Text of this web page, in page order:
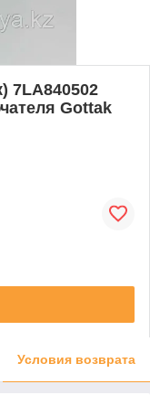
7LA840502
Gottak
Условия возврата